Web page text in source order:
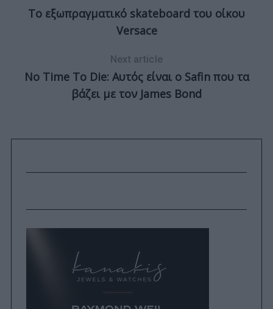
To εξωπραγματικό skateboard του οίκου
Versace
Next article
No Time To Die: Αυτός είναι ο Safin που τα
βάζει με τον James Bond